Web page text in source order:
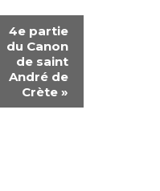
4e partie
du Canon
de saint
André de
Crète »